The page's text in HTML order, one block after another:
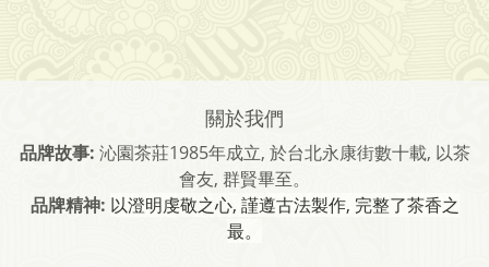
關於我們
品牌故事: 沁園茶莊1985年成立, 於台北永康街數十載, 以茶
會友, 群賢畢至。
品牌精神: 以澄明虔敬之心, 謹遵古法製作, 完整了茶香之
最。